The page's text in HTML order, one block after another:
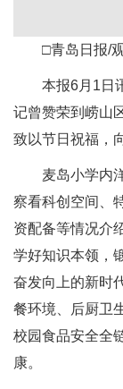
□青岛日报/
本报6月1日
记曾赞荣到崂山
致以节日祝福，
麦岛小学内
察看科创空间、
资配备等情况介
学好知识本领，
奋发向上的新时
餐环境、后厨卫
校园食品安全全
康。